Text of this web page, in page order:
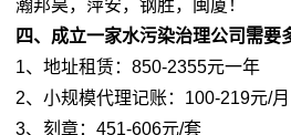
瀚邦昊，萍安，钢胜，闽厦！
四、成立一家水污染治理公司需要
1、地址租赁：850-2355元一年
2、小规模代理记账：100-219元/月
3、刻章：451-606元/套